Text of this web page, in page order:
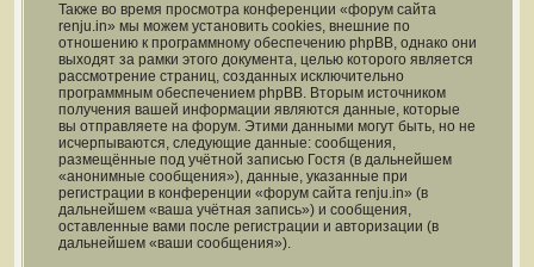
Также во время просмотра конференции «форум сайта
renju.in» мы можем установить cookies, внешние по
отношению к программному обеспечению phpBB, однако они
выходят за рамки этого документа, целью которого является
рассмотрение страниц, созданных исключительно
программным обеспечением phpBB. Вторым источником
получения вашей информации являются данные, которые
вы отправляете на форум. Этими данными могут быть, но не
исчерпываются, следующие данные: сообщения,
размещённые под учётной записью Гостя (в дальнейшем
«анонимные сообщения»), данные, указанные при
регистрации в конференции «форум сайта renju.in» (в
дальнейшем «ваша учётная запись») и сообщения,
оставленные вами после регистрации и авторизации (в
дальнейшем «ваши сообщения»).